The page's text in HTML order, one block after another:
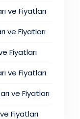
ve Fiyatları
ve Fiyatları
Fiyatları
ve Fiyatları
ve Fiyatları
Fiyatları